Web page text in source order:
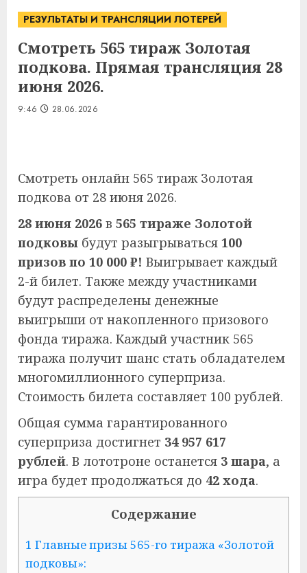
РЕЗУЛЬТАТЫ И ТРАНСЛЯЦИИ ЛОТЕРЕЙ
Смотреть 565 тираж Золотая
подкова. Прямая трансляция 28
июня 2026.
9:46 28.06.2026
Смотреть онлайн 565 тираж Золотая
подкова от 28 июня 2026.
28 июня 2026 в 565 тираже Золотой
подковы будут разыгрываться 100
призов по 10 000 ₽! Выигрывает каждый
2-й билет. Также между участниками
будут распределены денежные
выигрыши от накопленного призового
фонда тиража. Каждый участник 565
тиража получит шанс стать обладателем
многомиллионного суперприза.
Стоимость билета составляет 100 рублей.
Общая сумма гарантированного
суперприза достигнет 34 957 617
рублей. В лототроне останется 3 шара, а
игра будет продолжаться до 42 хода.
Содержание
1 Главные призы 565-го тиража «Золотой
подковы»: